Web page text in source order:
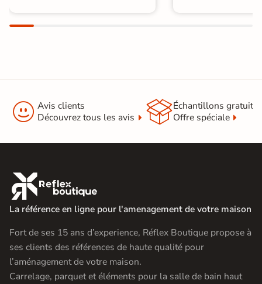
 Avis clients
Découvrez tous les avis
Échantillons gratuit
Offre spéciale

La référence en ligne pour l'amenagement de votre maison
Fort de ses 15 ans d’experience, Réflex Boutique propose à
ses clients des références de haute qualité pour
l’aménagement de votre maison.
Carrelage, parquet et éléments pour la salle de bain haut